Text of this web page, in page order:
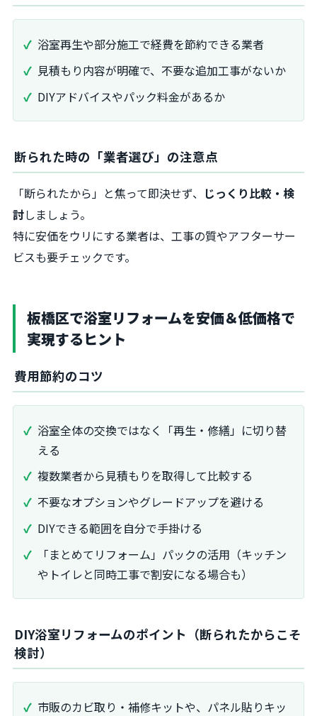
浴室再生や部分施工で経費を節約できる業者
見積もり内容が明確で、不要な追加工事がないか
DIYアドバイスやパック料金があるか
断られた時の「業者選び」の注意点
「断られたから」と焦って即決せず、 じっくり比較・検
討しましょう。
特に安価をウリにする業者は、工事の質やアフターサー
ビスも要チェックです。
板橋区で浴室リフォームを安価＆低価格で
実現するヒント
費用節約のコツ
浴室全体の交換ではなく「再生・修繕」に切り替
える
複数業者から見積もりを取得して比較する
不要なオプションやグレードアップを避ける
DIYできる範囲を自分で手掛ける
「まとめてリフォーム」パックの活用（キッチン
やトイレと同時工事で割安になる場合も）
DIY浴室リフォームのポイント（断られたからこそ
検討）
市販のカビ取り・補修キットや、パネル貼りキッ